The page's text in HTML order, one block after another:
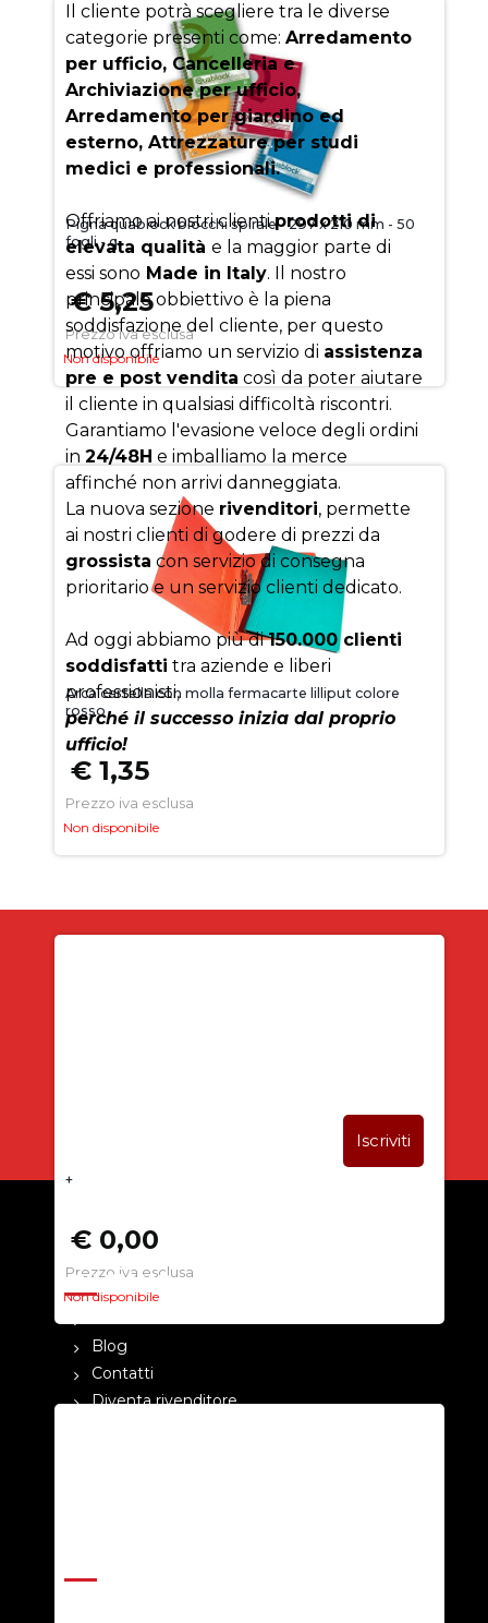
Pigna quablock blocchi spirale - 297 x 210 mm - 50
fogli - q
€ 5,25
Prezzo iva esclusa
Non disponibile
Arca cartella con molla fermacarte lilliput colore
rosso
€ 1,35
Prezzo iva esclusa
Non disponibile
+
€ 0,00
Prezzo iva esclusa
Non disponibile
Il cliente potrà scegliere tra le diverse
categorie presenti come: Arredamento
per ufficio, Cancelleria e
Archiviazione per ufficio,
Arredamento per giardino ed
esterno, Attrezzature per studi
medici e professionali.
Offriamo ai nostri clientiprodotti di
elevata qualità e la maggior parte di
essi sono Made in Italy. Il nostro
principale obbiettivo è la piena
soddisfazione del cliente, per questo
motivo offriamo un servizio di assistenza
pre e post vendita così da poter aiutare
il cliente in qualsiasi difficoltà riscontri.
Garantiamo l'evasione veloce degli ordini
in 24/48H e imballiamo la merce
affinché non arrivi danneggiata.
La nuova sezione rivenditori, permette
ai nostri clienti di godere di prezzi da
grossista con servizio di consegna
prioritario e un servizio clienti dedicato.
Ad oggi abbiamo più di150.000 clienti
soddisfatti tra aziende e liberi
professionisti,
perché il successo inizia dal proprio
ufficio!
CHI SIAMO
Blog
Contatti
Diventa rivenditore